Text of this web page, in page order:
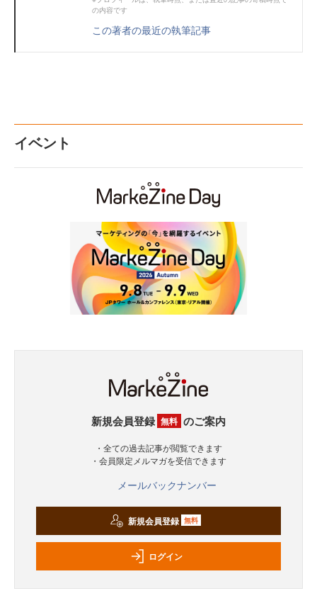
の内容です
この著者の最近の執筆記事
イベント
新規会員登録 無料 のご案内
・全ての過去記事が閲覧できます
・会員限定メルマガを受信できます
メールバックナンバー
新規会員登録 無料
ログイン